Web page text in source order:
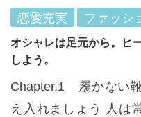
恋愛充実 ファッシ
オシャレは足元から。ヒ
しよう。
Chapter.1 履かない
え入れましょう 人は